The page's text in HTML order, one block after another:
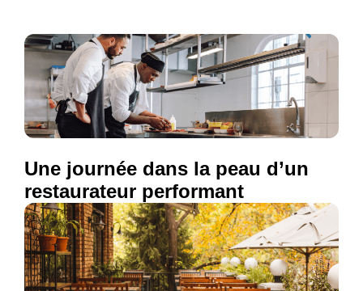
Une journée dans la peau d’un
restaurateur performant